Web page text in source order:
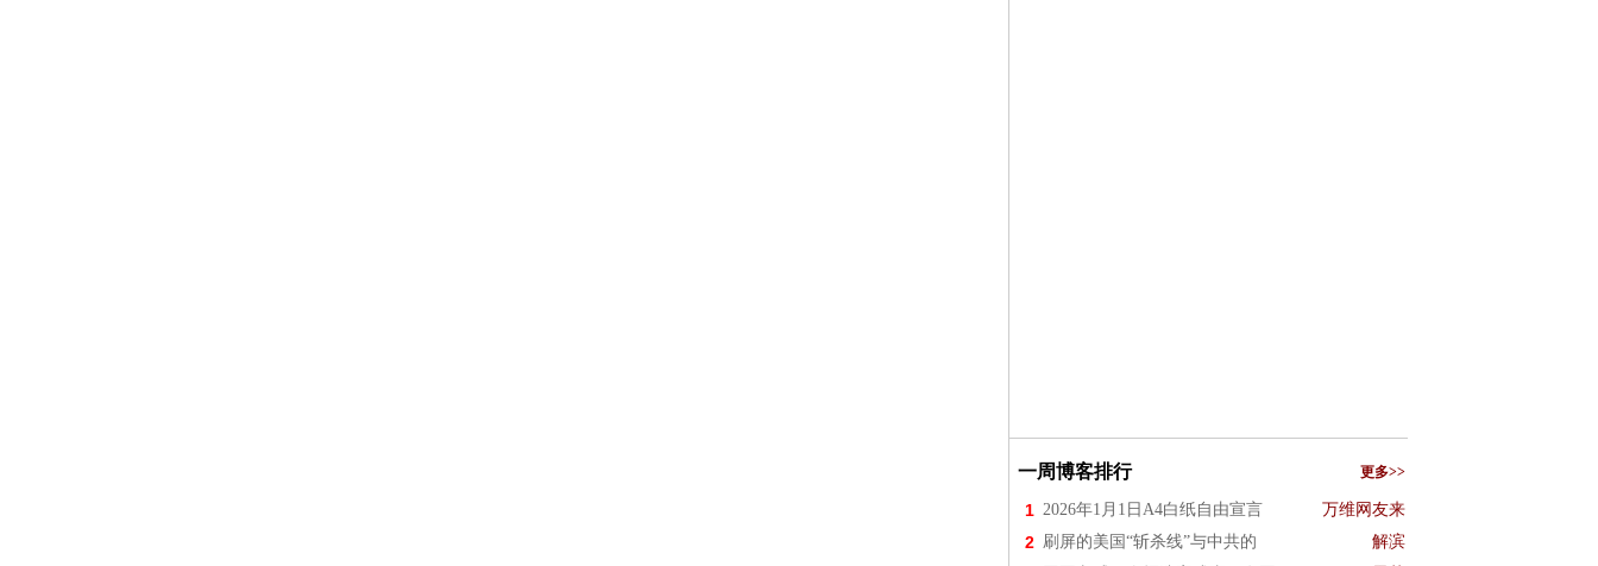
一周博客排行 更多>>
1 2026年1月1日A4白纸自由宣言 万维网友来
2 刷屏的美国“斩杀线”与中共的 解滨